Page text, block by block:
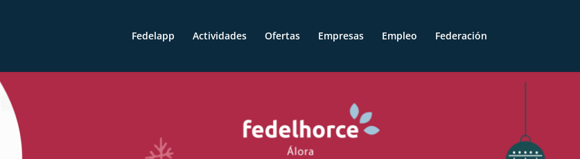
Fedelapp Actividades Ofertas Empresas Empleo Federación